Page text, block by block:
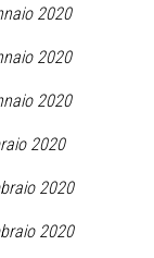
2020
2020
2020
2020
2020
2020